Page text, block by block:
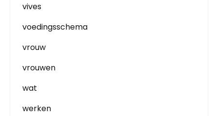
vives
voedingsschema
vrouw
vrouwen
wat
werken